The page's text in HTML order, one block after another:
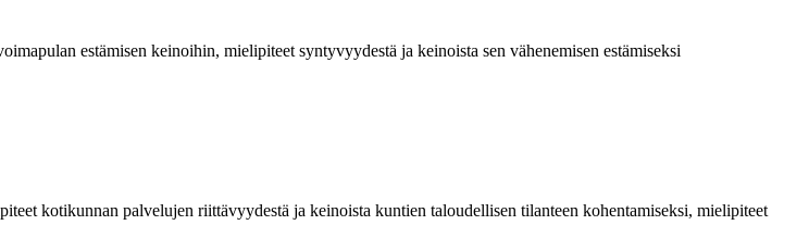
estämisen keinoihin, mielipiteet syntyvyydestä ja keinoista sen vähenemisen estämiseksi
kotikunnan palvelujen riittävyydestä ja keinoista kuntien taloudellisen tilanteen kohentamiseksi, mielipiteet